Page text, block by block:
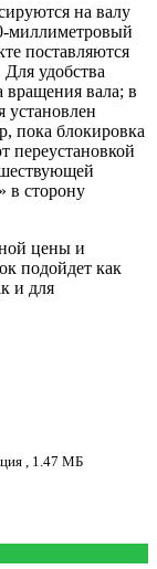
на валу
миллиметровый
поставляются
удобства
вращения вала; в
установлен
пока блокировка
переустановкой
в сторону
цены и
подойдет как
и для
, 1.47 МБ